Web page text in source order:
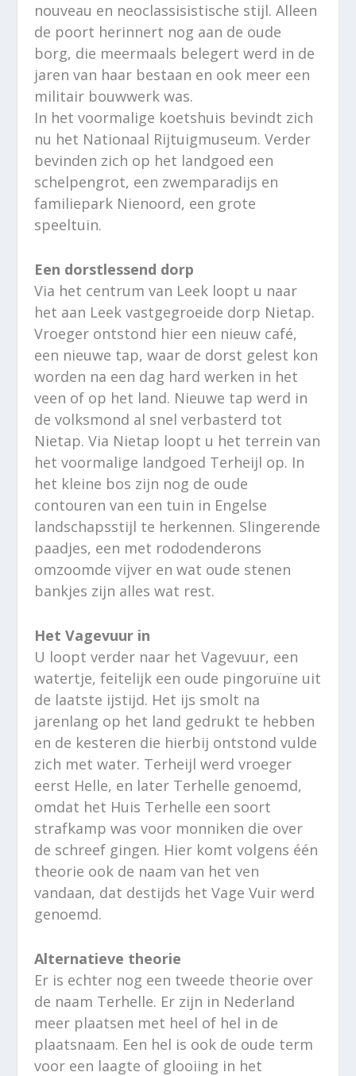
nouveau en neoclassisistische stijl. Alleen
de poort herinnert nog aan de oude
borg, die meermaals belegert werd in de
jaren van haar bestaan en ook meer een
militair bouwwerk was.
In het voormalige koetshuis bevindt zich
nu het Nationaal Rijtuigmuseum. Verder
bevinden zich op het landgoed een
schelpengrot, een zwemparadijs en
familiepark Nienoord, een grote
speeltuin.
Een dorstlessend dorp
Via het centrum van Leek loopt u naar
het aan Leek vastgegroeide dorp Nietap.
Vroeger ontstond hier een nieuw café,
een nieuwe tap, waar de dorst gelest kon
worden na een dag hard werken in het
veen of op het land. Nieuwe tap werd in
de volksmond al snel verbasterd tot
Nietap. Via Nietap loopt u het terrein van
het voormalige landgoed Terheijl op. In
het kleine bos zijn nog de oude
contouren van een tuin in Engelse
landschapsstijl te herkennen. Slingerende
paadjes, een met rododenderons
omzoomde vijver en wat oude stenen
bankjes zijn alles wat rest.
Het Vagevuur in
U loopt verder naar het Vagevuur, een
watertje, feitelijk een oude pingoruïne uit
de laatste ijstijd. Het ijs smolt na
jarenlang op het land gedrukt te hebben
en de kesteren die hierbij ontstond vulde
zich met water. Terheijl werd vroeger
eerst Helle, en later Terhelle genoemd,
omdat het Huis Terhelle een soort
strafkamp was voor monniken die over
de schreef gingen. Hier komt volgens één
theorie ook de naam van het ven
vandaan, dat destijds het Vage Vuir werd
genoemd.
Alternatieve theorie
Er is echter nog een tweede theorie over
de naam Terhelle. Er zijn in Nederland
meer plaatsen met heel of hel in de
plaatsnaam. Een hel is ook de oude term
voor een laagte of glooiing in het